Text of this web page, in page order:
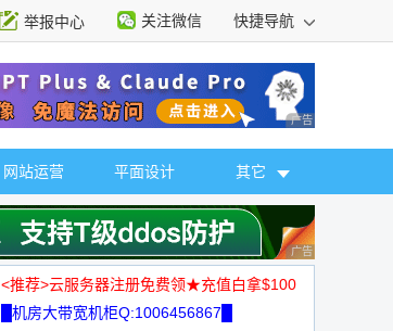
举报中心 关注微信 快捷导航
广告 商业广告，理
网站运营 平面设计 其它
广告 商业广告，理
<推荐>云服务器注册免费领★充值白拿$100
█机房大带宽机柜Q:1006456867█